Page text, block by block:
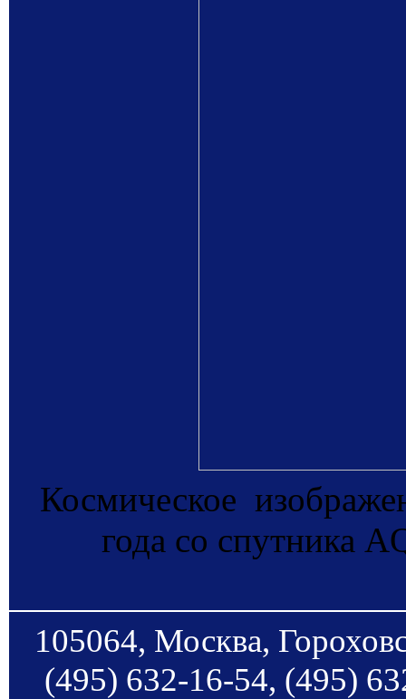
Космическое
года со спутника
105064, Москва,
(495) 632-16-54, (495)